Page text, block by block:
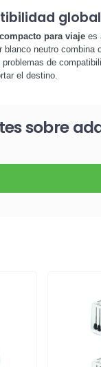
global
para viajees
neutro
de
el destino.
sobre